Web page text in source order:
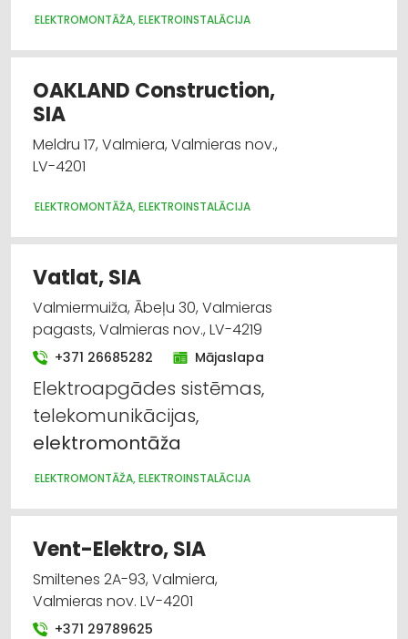
ELEKTROMONTĀŽA, ELEKTROINSTALĀCIJA
OAKLAND Construction,
SIA
Meldru 17, Valmiera, Valmieras nov.,
LV-4201
ELEKTROMONTĀŽA, ELEKTROINSTALĀCIJA
Vatlat, SIA
Valmiermuiža, Ābeļu 30, Valmieras
pagasts, Valmieras nov., LV-4219
+371 26685282 Mājaslapa
Elektroapgādes sistēmas,
telekomunikācijas,
elektromontāža
ELEKTROMONTĀŽA, ELEKTROINSTALĀCIJA
Vent-Elektro, SIA
Smiltenes 2A-93, Valmiera,
Valmieras nov. LV-4201
+371 29789625